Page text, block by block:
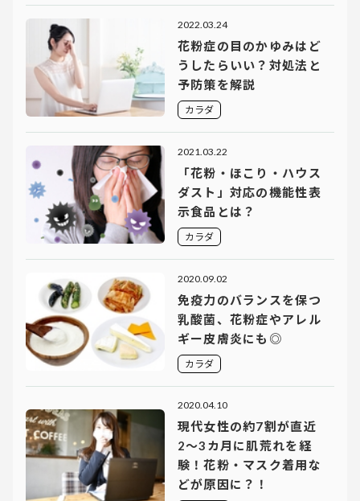
2022.03.24
花粉症の目のかゆみはど
うしたらいい？対処法と
予防策を解説
カラダ
2021.03.22
「花粉・ほこり・ハウス
ダスト」対応の機能性表
示食品とは？
カラダ
2020.09.02
免疫力のバランスを保つ
乳酸菌、花粉症やアレル
ギー皮膚炎にも◎
カラダ
2020.04.10
現代女性の約7割が直近
2～3カ月に肌荒れを経
験！花粉・マスク着用な
どが原因に？！